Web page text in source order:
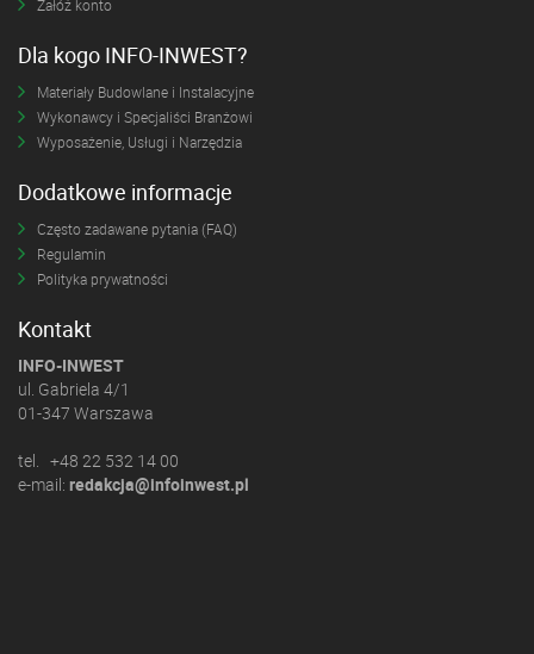
Załóż konto
Dla kogo INFO-INWEST?
Materiały Budowlane i Instalacyjne
Wykonawcy i Specjaliści Branżowi
Wyposażenie, Usługi i Narzędzia
Dodatkowe informacje
Często zadawane pytania (FAQ)
Regulamin
Polityka prywatności
Kontakt
INFO-INWEST
ul. Gabriela 4/1
01-347 Warszawa
tel. +48 22 532 14 00
e-mail: redakcja@infoinwest.pl